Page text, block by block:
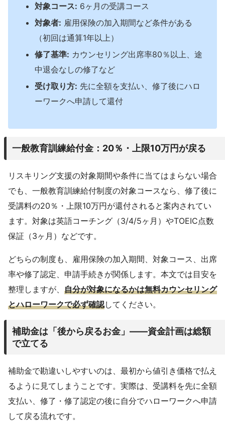
対象コース: 6ヶ月の受講コース
対象者: 雇用保険の加入期間など条件がある
（初回は通算1年以上）
修了基準: カウンセリング出席率80％以上、途
中退会なしの修了など
受け取り方: 先に全額を支払い、修了後にハロ
ーワークへ申請して還付
一般教育訓練給付金：20％・上限10万円が戻る
リスキリング支援の対象期間や条件に当てはまらない場合
でも、一般教育訓練給付制度の対象コースなら、修了後に
受講料の20％・上限10万円が還付されると案内されてい
ます。対象は英語コーチング（3/4/5ヶ月）やTOEIC点数
保証（3ヶ月）などです。
どちらの制度も、雇用保険の加入期間、対象コース、出席
率や修了認定、申請手続きが関係します。本文では目安を
整理しますが、 自分が対象になるかは無料カウンセリング
とハローワークで必ず確認してください。
補助金は「後から戻るお金」——資金計画は総額
で立てる
補助金で勘違いしやすいのは、最初から値引き価格で払え
るように見てしまうことです。実際は、受講料を先に全額
支払い、修了・修了認定の後に自分でハローワークへ申請
して戻る流れです。